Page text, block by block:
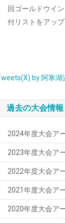
回ゴールドウイ
付リストをアップ
by 阿寒湖
過去の大会情報
2024年度大会ア
2023年度大会ア
2022年度大会ア
2021年度大会ア
2020年度大会ア